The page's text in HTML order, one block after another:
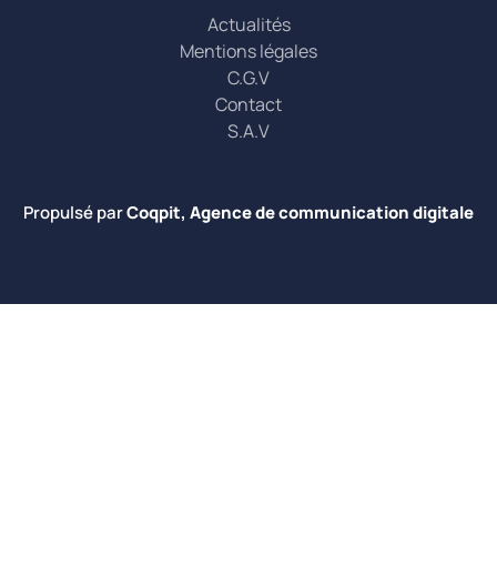
Actualités
Mentions légales
C.G.V
Contact
S.A.V
Propulsé parCoqpit, Agence de communication digitale